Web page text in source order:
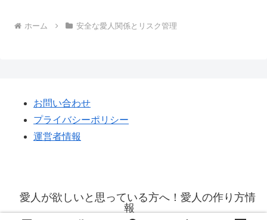
ホーム 安全な愛人関係とリスク管理
お問い合わせ
プライバシーポリシー
運営者情報
愛人が欲しいと思っている方へ！愛人の作り方情
報